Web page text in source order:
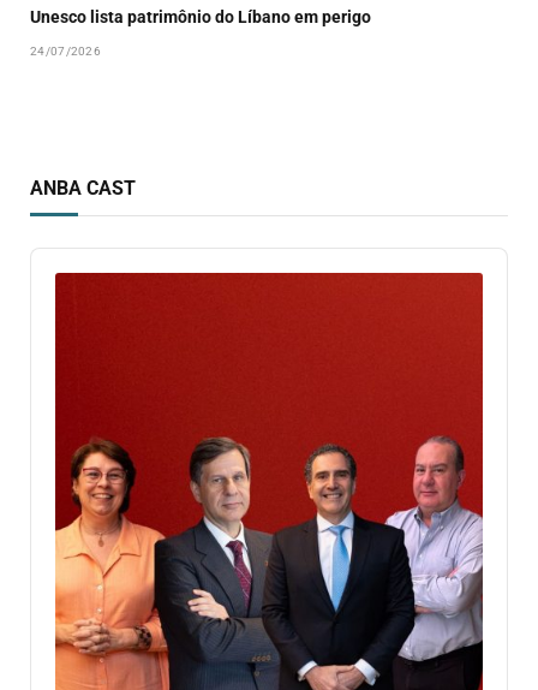
Unesco lista patrimônio do Líbano em perigo
24/07/2026
ANBA CAST
Audio
Player